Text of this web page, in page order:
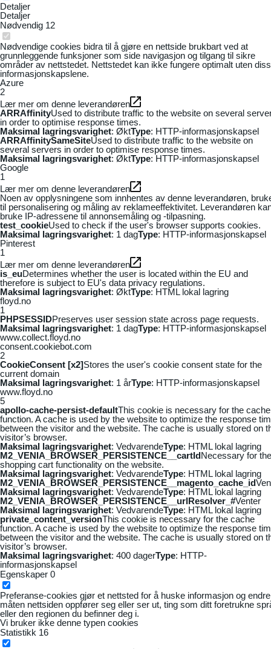
Detaljer
Detaljer
Nødvendig 12
Nødvendige cookies bidra til å gjøre en nettside brukbart ved at
grunnleggende funksjoner som side navigasjon og tilgang til sikre
områder av nettstedet. Nettstedet kan ikke fungere optimalt uten
informasjonskapslene.
Azure
2
Lær mer om denne leverandøren
ARRAffinityUsed to distribute traffic to the website on several
in order to optimise response times.
Maksimal lagringsvarighet: ØktType: HTTP-informasjonskapsel
ARRAffinitySameSiteUsed to distribute traffic to the website on
several servers in order to optimise response times.
Maksimal lagringsvarighet: ØktType: HTTP-informasjonskapsel
Google
1
Lær mer om denne leverandøren
Noen av opplysningene som innhentes av denne leverandøren,
til personalisering og måling av reklameeffektivitet. Leverandøren
bruke IP-adressene til annonsemåling og -tilpasning.
test_cookieUsed to check if the user's browser supports cookies.
Maksimal lagringsvarighet: 1 dagType: HTTP-informasjonskapsel
Pinterest
1
Lær mer om denne leverandøren
is_euDetermines whether the user is located within the EU and
therefore is subject to EU's data privacy regulations.
Maksimal lagringsvarighet: ØktType: HTML lokal lagring
floyd.no
1
PHPSESSIDPreserves user session state across page requests.
Maksimal lagringsvarighet: 1 dagType: HTTP-informasjonskapsel
www.collect.floyd.no
consent.cookiebot.com
2
CookieConsent [x2]Stores the user's cookie consent state for the
current domain
Maksimal lagringsvarighet: 1 årType: HTTP-informasjonskapsel
www.floyd.no
5
apollo-cache-persist-defaultThis cookie is necessary for the cache
function. A cache is used by the website to optimize the response
between the visitor and the website. The cache is usually stored on
visitor’s browser.
Maksimal lagringsvarighet: VedvarendeType: HTML lokal lagring
M2_VENIA_BROWSER_PERSISTENCE__cartIdNecessary for the
shopping cart functionality on the website.
Maksimal lagringsvarighet: VedvarendeType: HTML lokal lagring
M2_VENIA_BROWSER_PERSISTENCE__magento_cache_id
Maksimal lagringsvarighet: VedvarendeType: HTML lokal lagring
M2_VENIA_BROWSER_PERSISTENCE__urlResolver_#Venter
Maksimal lagringsvarighet: VedvarendeType: HTML lokal lagring
private_content_versionThis cookie is necessary for the cache
function. A cache is used by the website to optimize the response
between the visitor and the website. The cache is usually stored on
visitor’s browser.
Maksimal lagringsvarighet: 400 dagerType: HTTP-
informasjonskapsel
Egenskaper 0
Preferanse-cookies gjør et nettsted for å huske informasjon og
måten nettsiden oppfører seg eller ser ut, ting som ditt foretrukne
eller den regionen du befinner deg i.
Vi bruker ikke denne typen cookies
Statistikk 16